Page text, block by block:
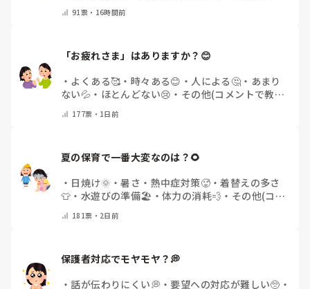
91 票・ 16時間前
「お疲れさま」はありますか？😊
・ よくある🥰 ・ 時々ある😊 ・ 人による🤔 ・ あまり
ない💦 ・ ほとんどない😢 ・ その他(コメントで教え
177票・ 1日前
夏の保育で一番大変なのは？🌻
・ 日焼け🌞 ・暑さ・熱中症対策🥵・着替えの多さ
👕 ・ 水遊びの準備🏖️ ・ 体力の消耗💨 ・ その他(コメ
181票・ 2日前
保護者対応でモヤモヤ？💭
・話が伝わりにくい💭 ・ 要望への対応が難しい🥺 ・